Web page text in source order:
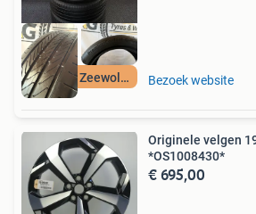
Beilen & Zeewolde Bezoek website
Originele velgen
*OS1008430*
€ 695,00